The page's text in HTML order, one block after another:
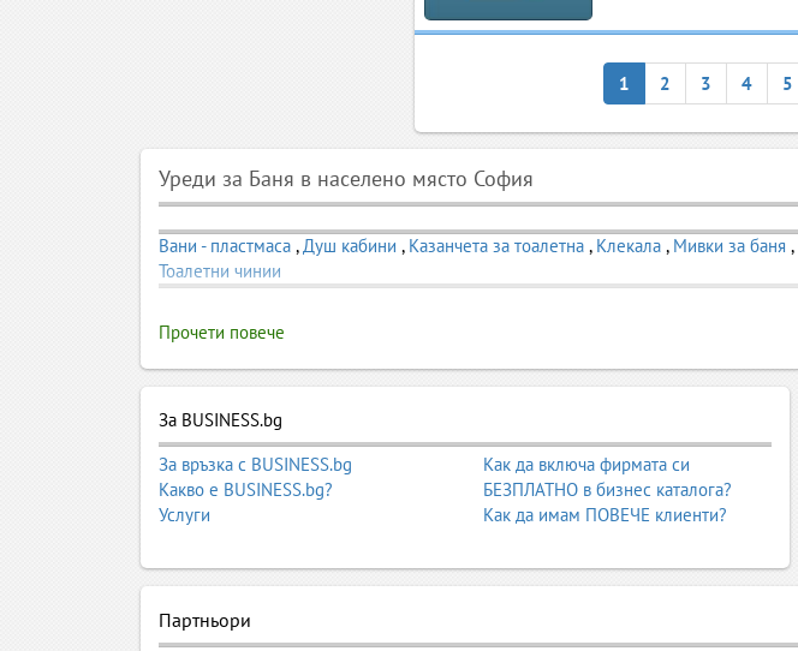
1 2 3 4 5
Уреди за Баня в населено място София
Вани - пластмаса , Душ кабини , Казанчета за тоалетна , Клекала , Мивки за баня ,
Тоалетни чинии
Прочети повече
За BUSINESS.bg
За връзка с BUSINESS.bg
Какво е BUSINESS.bg?
Услуги
Как да включа фирмата си
БЕЗПЛАТНО в бизнес каталога?
Как да имам ПОВЕЧЕ клиенти?
Партньори